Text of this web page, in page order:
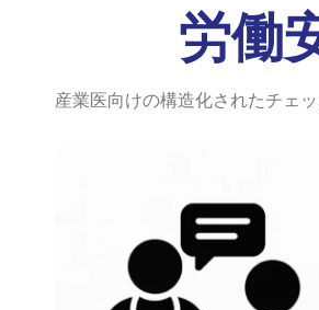
労働
産業医向けの構造化されたチェ